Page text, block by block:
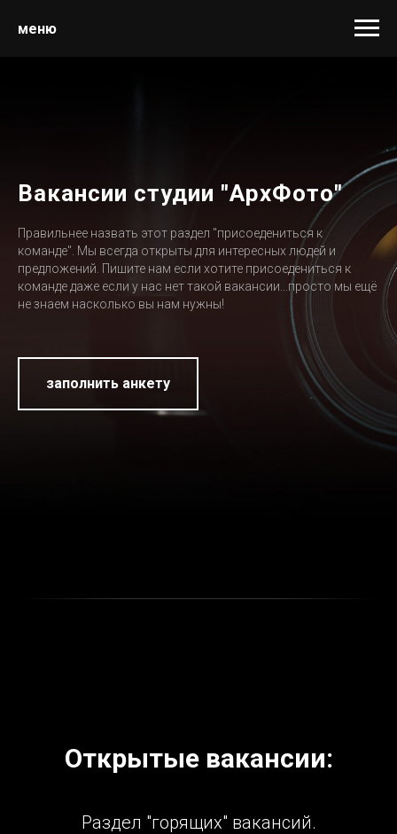
меню
Вакансии студии "АрхФото"
Правильнее назвать этот раздел "присоедениться к
команде". Мы всегда открыты для интересных людей и
предложений. Пишите нам если хотите присоедениться к
команде даже если у нас нет такой вакансии...просто мы ещё
не знаем насколько вы нам нужны!
заполнить анкету
Открытые вакансии:
Раздел "горящих" вакансий.